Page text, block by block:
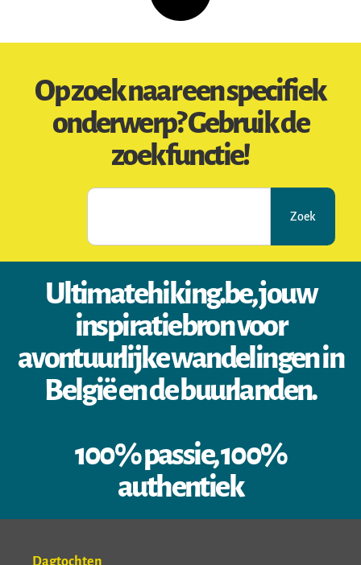
Op zoek naar een specifiek
onderwerp? Gebruik de
zoekfunctie!
Zoek
Ultimatehiking.be, jouw
inspiratiebron voor
avontuurlijke wandelingen in
België en de buurlanden.
100% passie, 100%
authentiek
Dagtochten